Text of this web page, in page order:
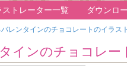
ストレーター一覧 ダウンロ
レンタインのチョコレートのイラスト
インのチョコレー